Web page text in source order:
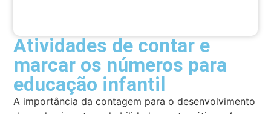
Atividades de contar e
marcar os números para
educação infantil
A importância da contagem para o desenvolvimento